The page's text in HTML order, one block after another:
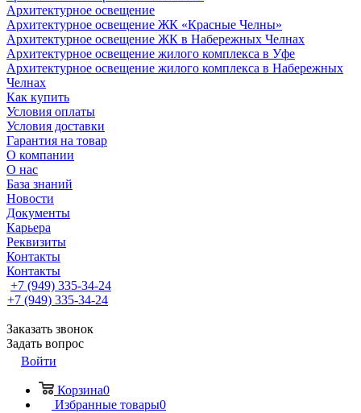
Архитектурное освещение
Архитектурное освещение ЖК «Красные Челны»
Архитектурное освещение ЖК в Набережных Челнах
Архитектурное освещение жилого комплекса в Уфе
Архитектурное освещение жилого комплекса в Набережных
Челнах
Как купить
Условия оплаты
Условия доставки
Гарантия на товар
О компании
О нас
База знаний
Новости
Документы
Карьера
Реквизиты
Контакты
Контакты
+7 (949) 335-34-24
+7 (949) 335-34-24
Заказать звонок
Задать вопрос
Войти
Корзина0
Избранные товары0